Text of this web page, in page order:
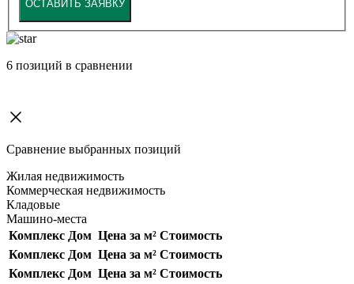
ОСТАВИТЬ ЗАЯВКУ
6 позиций в сравнении
Сравнение выбранных позиций
Жилая недвижимость
Коммерческая недвижимость
Кладовые
Машино-места
Комплекс Дом Цена за м² Стоимость
Комплекс Дом Цена за м² Стоимость
Комплекс Дом Цена за м² Стоимость